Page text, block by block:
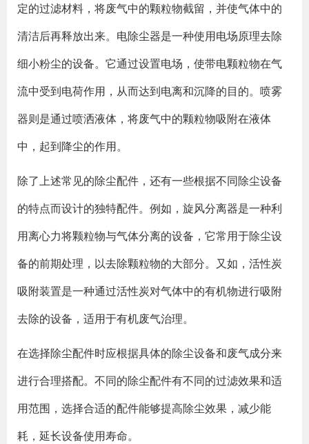
定的过滤材料，将废气中的颗粒物截留，并使气体中的
清洁后再释放出来。电除尘器是一种使用电场原理去除
细小粉尘的设备。它通过设置电场，使带电颗粒物在气
流中受到电荷作用，从而达到电离和沉降的目的。喷雾
器则是通过喷洒液体，将废气中的颗粒物吸附在液体
中，起到降尘的作用。
除了上述常见的除尘配件，还有一些根据不同除尘设备
的特点而设计的独特配件。例如，旋风分离器是一种利
用离心力将颗粒物与气体分离的设备，它常用于除尘设
备的前期处理，以去除颗粒物的大部分。又如，活性炭
吸附装置是一种通过活性炭对气体中的有机物进行吸附
去除的设备，适用于有机废气治理。
在选择除尘配件时应根据具体的除尘设备和废气成分来
进行合理搭配。不同的除尘配件有不同的过滤效果和适
用范围，选择合适的配件能够提高除尘效果，减少能
耗，延长设备使用寿命。